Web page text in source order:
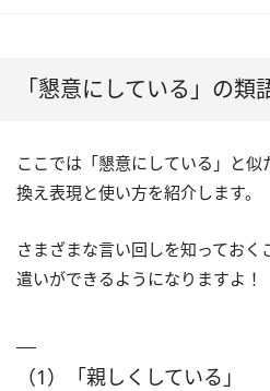
「懇意にしている」の
ここでは「懇意にしている」と
換え表現と使い方を紹介します。
さまざまな言い回しを知ってお
遣いができるようになりますよ！
（1）「親しくしている」